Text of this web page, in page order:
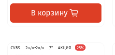
В корзину
CVBS 2в/п+2в/к 7" АКЦИЯ -25%